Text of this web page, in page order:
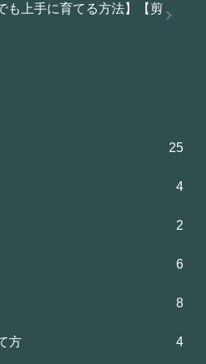
も上手に育てる方法】【剪
25
4
2
6
8
方 4